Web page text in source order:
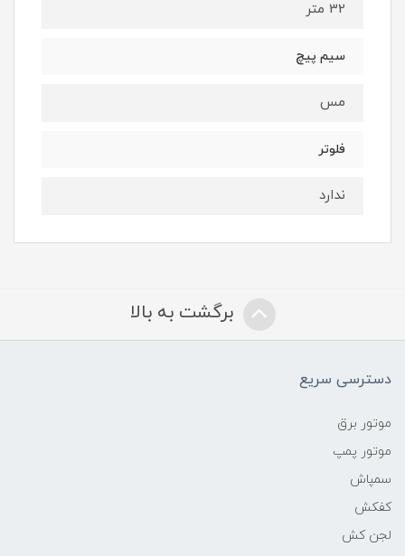
32 متر
سیم پیچ
مس
فلوتر
ندارد
برگشت به بالا
دسترسی سریع
موتور برق
موتور پمپ
سمپاش
کفکش
لجن کش